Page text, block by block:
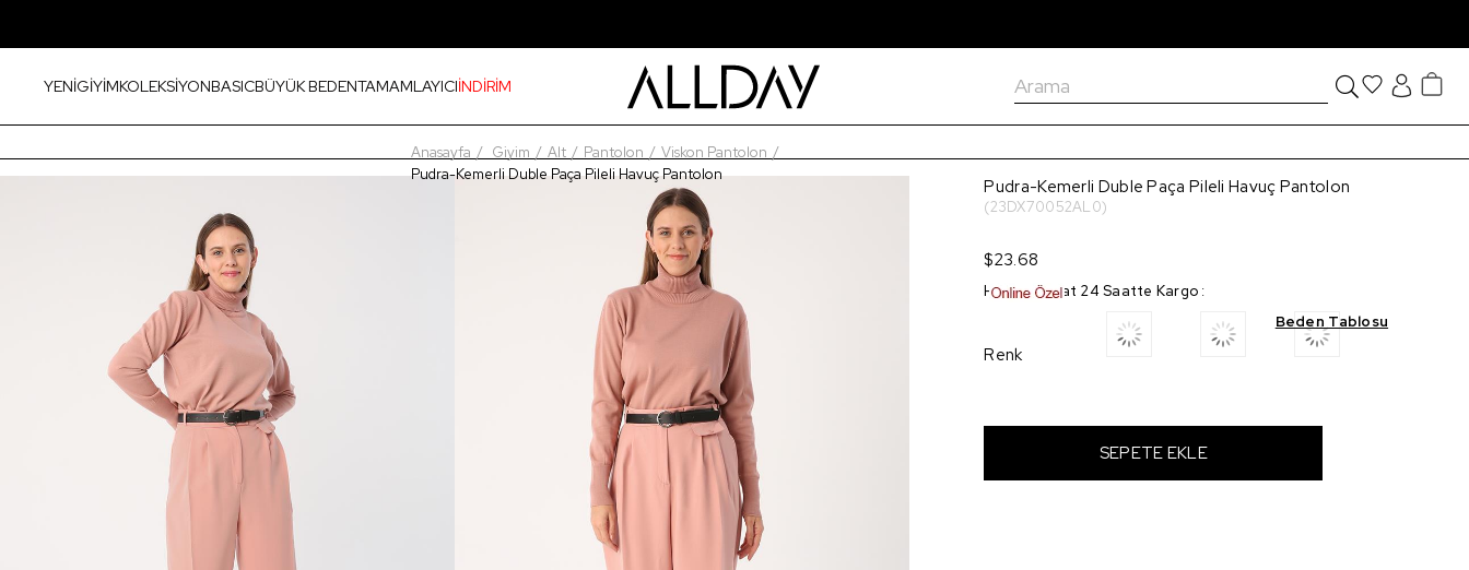
YENİGİYİMKOLEKSİYONBASICBÜYÜK BEDENTAMAMLAYICIİNDİRİM
Anasayfa Giyim Alt Pantolon
Viskon Pantolon
Pudra-Kemerli Duble Paça Pileli Havuç Pantolon
Pudra-Kemerli Duble Paça Pileli Havuç Pantolon
(23DX70052AL0)
$23.68
Hızlı Teslimat 24 Saatte Kargo :
Beden Tablosu
Renk